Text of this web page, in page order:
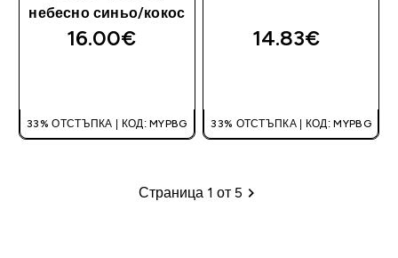
небесно синьо/кокос
16.00€‎
33% ОТСТЪПКА | КОД: MYPBG
14.83€‎
33% ОТСТЪПКА | КОД: MYPBG
Пагинация
Страница 1 от 5